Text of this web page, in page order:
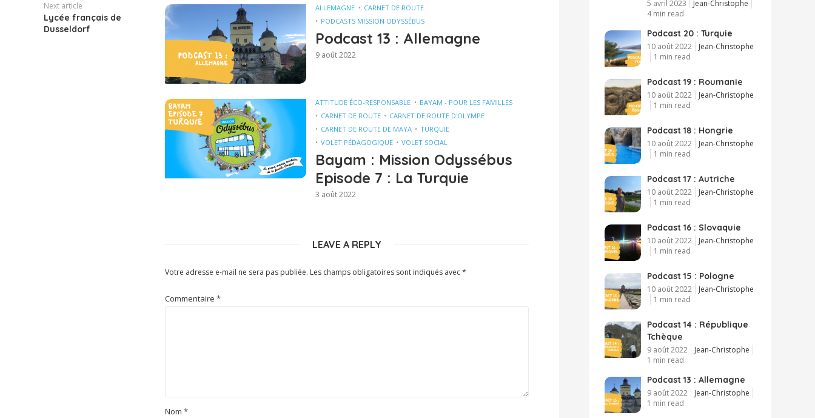
Next article
Lycée français de
Dusseldorf
ALLEMAGNE
CARNET DE ROUTE
PODCASTS MISSION ODYSSÉBUS
Podcast 13 : Allemagne
9 août 2022
ATTITUDE ÉCO-RESPONSABLE
BAYAM - POUR LES FAMILLES
CARNET DE ROUTE
CARNET DE ROUTE D'OLYMPE
CARNET DE ROUTE DE MAYA
TURQUIE
VOLET PÉDAGOGIQUE
VOLET SOCIAL
Bayam : Mission Odyssébus
Episode 7 : La Turquie
3 août 2022
LEAVE A REPLY
Votre adresse e-mail ne sera pas publiée. Les champs obligatoires sont indiqués avec*
Commentaire *
Nom *
5 avril 2023
Jean-Christophe
4 min read
Podcast 20 : Turquie
10 août 2022
Jean-Christophe
1 min read
Podcast 19 : Roumanie
10 août 2022
Jean-Christophe
1 min read
Podcast 18 : Hongrie
10 août 2022
Jean-Christophe
1 min read
Podcast 17 : Autriche
10 août 2022
Jean-Christophe
1 min read
Podcast 16 : Slovaquie
10 août 2022
Jean-Christophe
1 min read
Podcast 15 : Pologne
10 août 2022
Jean-Christophe
1 min read
Podcast 14 : République
Tchèque
9 août 2022
Jean-Christophe
1 min read
Podcast 13 : Allemagne
9 août 2022
Jean-Christophe
1 min read